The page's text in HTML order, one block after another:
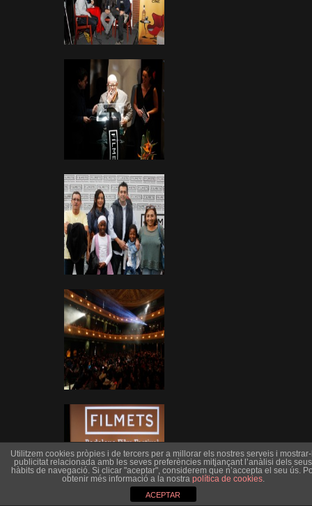
Utilitzem cookies pròpies i de tercers per a millorar els nostres serveis i
publicitat relacionada amb les seves preferències mitjançant l’anàlisi dels seus
hàbits de navegació. Si clicar "aceptar", considerem que n’accepta el seu ús.
obtenir més informació a la nostra política de cookies.
ACEPTAR